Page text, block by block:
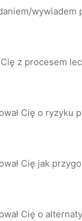
wywiadem
z procesem
Cię o ryzyku
Cię jak
Cię o